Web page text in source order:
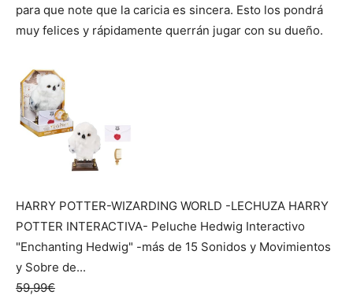
para que note que la caricia es sincera. Esto los pondrá
muy felices y rápidamente querrán jugar con su dueño.
HARRY POTTER-WIZARDING WORLD -LECHUZA HARRY
POTTER INTERACTIVA- Peluche Hedwig Interactivo
"Enchanting Hedwig" -más de 15 Sonidos y Movimientos
y Sobre de...
59,99€